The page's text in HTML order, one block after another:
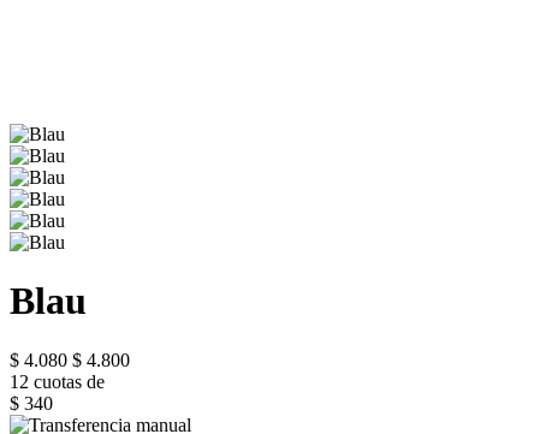
Blau
$ 4.080 $ 4.800
12 cuotas de
$ 340